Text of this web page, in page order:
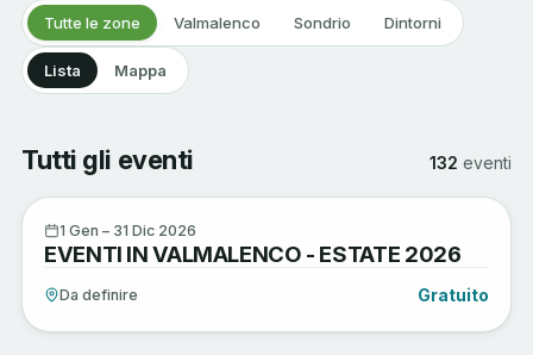
Tutte le zone Valmalenco Sondrio Dintorni
Lista Mappa
Tutti gli eventi 132 eventi
Arte e Cultura
GEN
1 Gen – 31 Dic 2026
EVENTI IN VALMALENCO - ESTATE 2026
Da definire Gratuito